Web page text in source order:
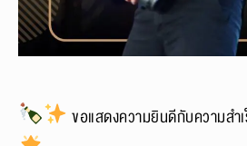
ขอแสดงความยินดีกับความสำ